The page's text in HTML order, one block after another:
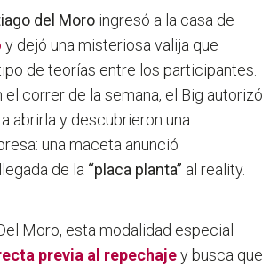
del Moro ingresó a la casa de
y dejó una misteriosa valija que
de teorías entre los participantes.
el correr de la semana, el Big autorizó
abrirla y descubrieron una
una maceta anunció
de la “placa planta” al reality.
Moro, esta modalidad especial
previa al repechajey busca que